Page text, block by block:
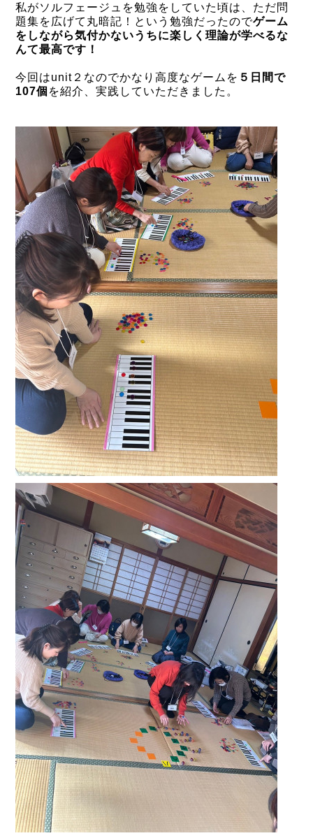
私がソルフェージュを勉強をしていた頃は、ただ問
題集を広げて丸暗記！という勉強だったのでゲーム
をしながら気付かないうちに楽しく理論が学べるな
んて最高です！
今回はunit２なのでかなり高度なゲームを ５日間で
107個 を紹介、実践していただきました。